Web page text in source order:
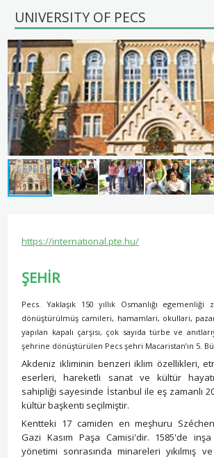
UNIVERSITY OF PECS
https://international.pte.hu/
ŞEHİR
Pecs. Yaklaşık 150 yıllık Osmanlığı egemenliği
dönüştürülmüş camileri, hamamlari, okullari,
yapılan kapalı çarşısı, çok sayıda türbe ve
şehrine dönüştürülen Pecsşehri Macaristan’ın 5.
Akdeniz ikliminin benzeri iklim özellikleri,
eserleri, hareketli sanat ve kültür
sahipliği sayesinde İstanbul ile eş zamanlı
kültür başkenti seçilmiştir.
Kentteki 17 camiden en meşhuru
Gazi Kasım Paşa Camisi'dir. 1585'de inşa
yönetimi sonrasında minareleri yıkılmış